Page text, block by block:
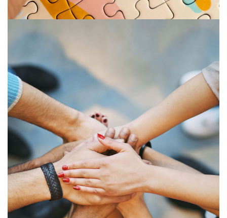
Subrogé curateur
ou tuteur
La subrogation, la curatelle et la tutelle sont
toutes des mesures de protection juridique pour
les personnes incapables de prendre soin
d’elles-mêmes en raison de leur santé.